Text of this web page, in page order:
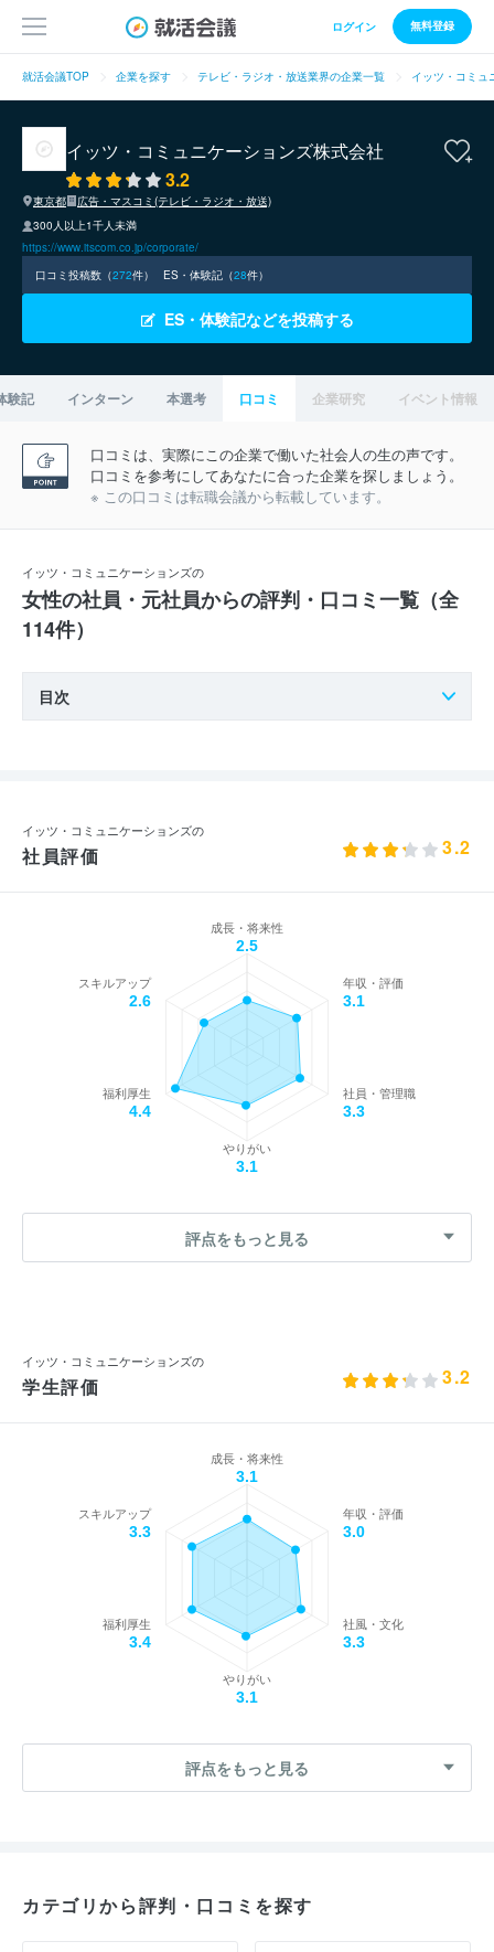
ログイン 無料登録
就活会議TOP 企業を探す テレビ・ラジオ・放送業界の企業一覧 イッツ・コミュ
イッツ・コミュニケーションズ株式会社
3.2
東京都
広告・マスコミ(テレビ・ラジオ・放送)
300人以上1千人未満
https://www.itscom.co.jp/corporate/
口コミ投稿数（272件） ES・体験記（28件）
ES・体験記などを投稿する
験記 インターン 本選考 口コミ 企業研究 イベント情報
口コミは、実際にこの企業で働いた社会人の生の声です。
口コミを参考にしてあなたに合った企業を探しましょう。
※ この口コミは転職会議から転載しています。
イッツ・コミュニケーションズの
女性の社員・元社員からの評判・口コミ一覧（全
114件）
目次
イッツ・コミュニケーションズの
社員評価 3.2
成長・将来性
2.5
年収・評価
3.1
社員・管理職
3.3
やりがい
3.1
福利厚生
4.4
スキルアップ
2.6
評点をもっと見る
イッツ・コミュニケーションズの
学生評価 3.2
成長・将来性
3.1
年収・評価
3.0
社風・文化
3.3
やりがい
3.1
福利厚生
3.4
スキルアップ
3.3
評点をもっと見る
カテゴリから評判・口コミを探す